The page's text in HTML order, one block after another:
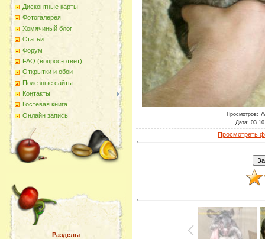
Дисконтные карты
Фотогалерея
Хомячиный блог
Статьи
Форум
FAQ (вопрос-ответ)
Открытки и обои
Полезные сайты
Контакты
Гостевая книга
Онлайн запись
Разделы
Просмотров:
Дата:
Просмотреть